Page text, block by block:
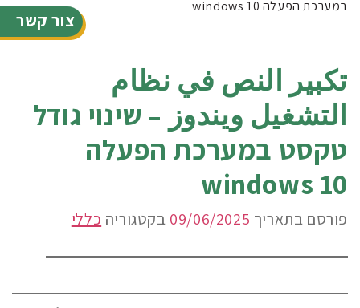
צור קשר
במערכת הפעלה windows 10
تكبير النص في نظام
التشغيل ويندوز – שינוי גודל
טקסט במערכת הפעלה
windows 10
פורסם בתאריך 09/06/2025 בקטגוריה כללי